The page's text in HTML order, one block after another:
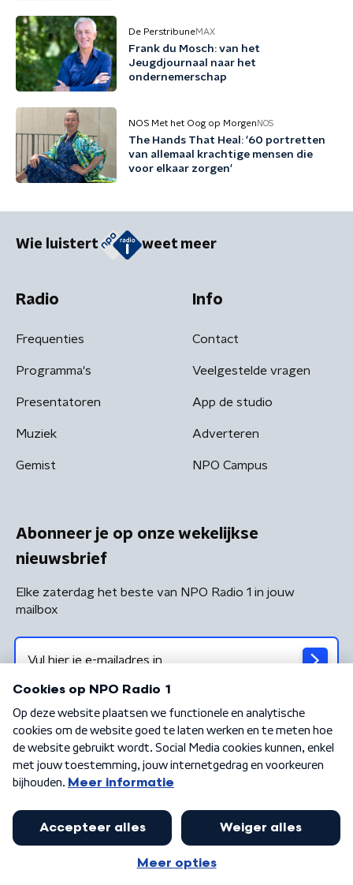
De PerstribuneMAX
Frank du Mosch: van het
Jeugdjournaal naar het
ondernemerschap
NOS Met het Oog op Morgen NOS
The Hands That Heal: '60 portretten
van allemaal krachtige mensen die
voor elkaar zorgen'
Wie luistert weet meer
Radio
Frequenties
Programma's
Presentatoren
Muziek
Gemist
Info
Contact
Veelgestelde vragen
App de studio
Adverteren
NPO Campus
Abonneer je op onze wekelijkse
nieuwsbrief
Elke zaterdag het beste van NPO Radio 1 in jouw
mailbox
Algemene voorwaarden